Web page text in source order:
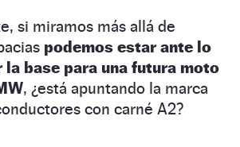
si miramos más allá de
podemos estar ante lo
la base para una futura moto
, ¿está apuntando la marca
con carné A2?